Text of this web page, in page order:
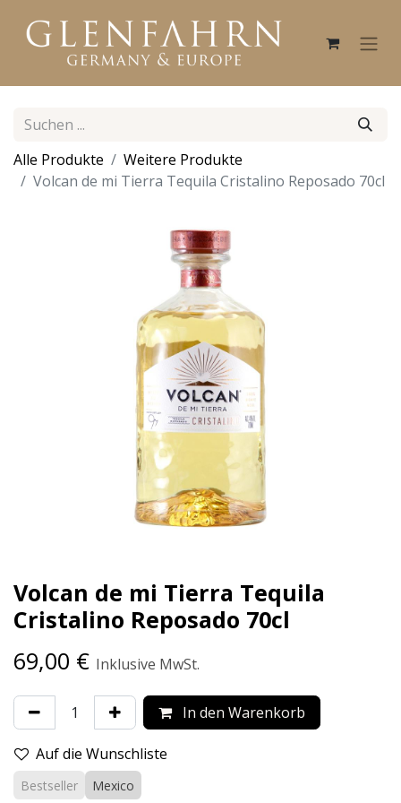
Alle Produkte
Weitere Produkte
Volcan de mi Tierra Tequila Cristalino Reposado 70cl
Volcan de mi Tierra Tequila
Cristalino Reposado 70cl
69,00 € Inklusive MwSt.
In den Warenkorb
Auf die Wunschliste
Bestseller Mexico